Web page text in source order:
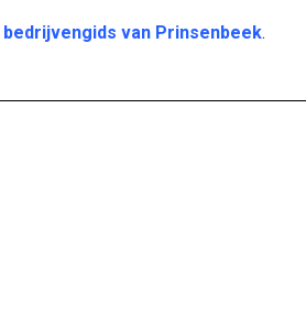
bedrijvengids van Prinsenbeek.